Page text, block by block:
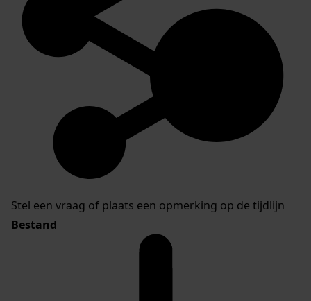
Stel een vraag of plaats een opmerking op de tijdlijn
Bestand